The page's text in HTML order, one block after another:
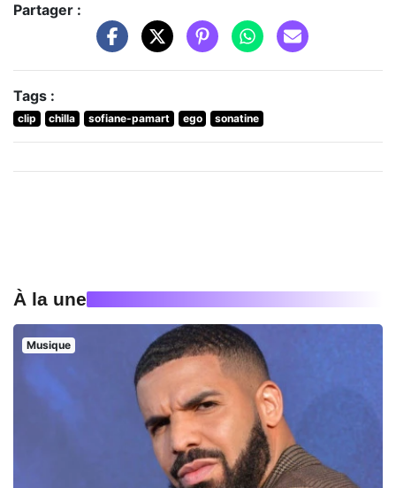
Partager :
Tags :
clip chilla sofiane-pamart ego sonatine
À la une
Musique